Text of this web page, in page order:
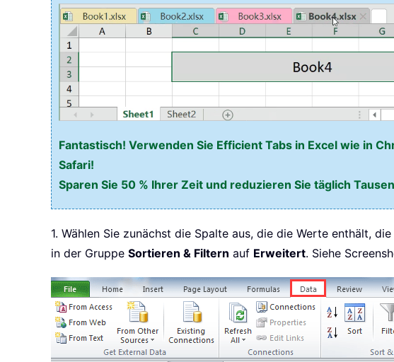
Fantastisch! Verwenden Sie Efficient Tabs in Excel wie in
Safari!
Sparen Sie 50 % Ihrer Zeit und reduzieren Sie täglich
1. Wählen Sie zunächst die Spalte aus, die die Werte enthält,
in der Gruppe Sortieren & Filtern auf Erweitert. Siehe